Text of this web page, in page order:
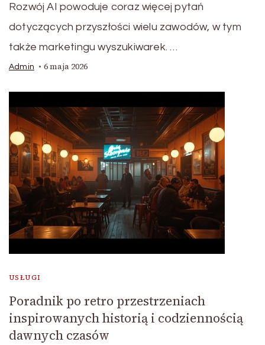
Rozwój AI powoduje coraz więcej pytań
dotyczących przyszłości wielu zawodów, w tym
także marketingu wyszukiwarek. …
Admin 6 maja 2026
USŁUGI
Poradnik po retro przestrzeniach
inspirowanych historią i codziennością
dawnych czasów